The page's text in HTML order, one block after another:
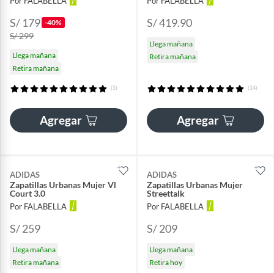
S/ 179 -40%
S/ 299
Llega mañana
Retira mañana
(5)
Agregar
S/ 419.90
Llega mañana
Retira mañana
(14)
Agregar
ADIDAS
Zapatillas Urbanas Mujer Vl
Court 3.0
Por FALABELLA
S/ 259
Llega mañana
Retira mañana
ADIDAS
Zapatillas Urbanas Mujer
Streettalk
Por FALABELLA
S/ 209
Llega mañana
Retira hoy